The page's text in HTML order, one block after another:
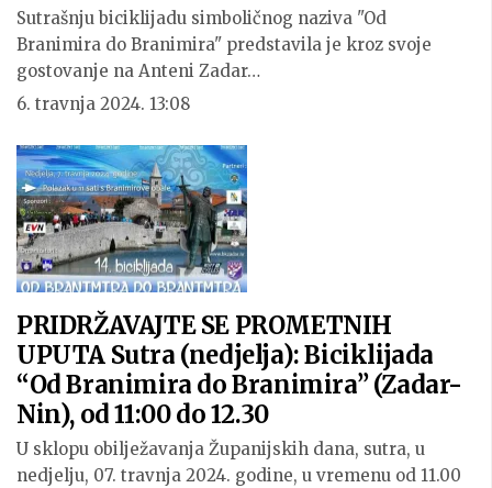
Sutrašnju biciklijadu simboličnog naziva "Od
Branimira do Branimira" predstavila je kroz svoje
gostovanje na Anteni Zadar…
6. travnja 2024. 13:08
PRIDRŽAVAJTE SE PROMETNIH
UPUTA Sutra (nedjelja): Biciklijada
“Od Branimira do Branimira” (Zadar-
Nin), od 11:00 do 12.30
U sklopu obilježavanja Županijskih dana, sutra, u
nedjelju, 07. travnja 2024. godine, u vremenu od 11.00